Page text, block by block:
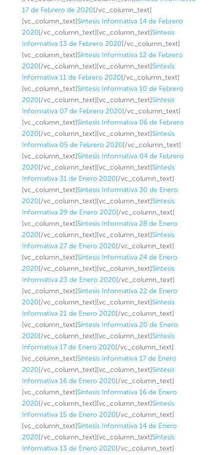
17 de Febrero de 2020[/vc_column_text]
[vc_column_text]Síntesis Informativa 14 de Febrero
2020[/vc_column_text][vc_column_text]Síntesis
Informativa 13 de Febrero 2020[/vc_column_text]
[vc_column_text]Síntesis Informativa 12 de Febrero
2020[/vc_column_text][vc_column_text]Síntesis
Informativa 11 de Febrero 2020[/vc_column_text]
[vc_column_text]Síntesis Informativa 10 de Febrero
2020[/vc_column_text][vc_column_text]Síntesis
Informativa 07 de Febrero 2020[/vc_column_text]
[vc_column_text]Síntesis Informativa 06 de Febrero
2020[/vc_column_text][vc_column_text]Síntesis
Informativa 05 de Febrero 2020[/vc_column_text]
[vc_column_text]Síntesis Informativa 04 de Febrero
2020[/vc_column_text][vc_column_text]Síntesis
Informativa 31 de Enero 2020[/vc_column_text]
[vc_column_text]Síntesis Informativa 30 de Enero
2020[/vc_column_text][vc_column_text]Síntesis
Informativa 29 de Enero 2020[/vc_column_text]
[vc_column_text]Síntesis Informativa 28 de Enero
2020[/vc_column_text][vc_column_text]Síntesis
Informativa 27 de Enero 2020[/vc_column_text]
[vc_column_text]Síntesis Informativa 24 de Enero
2020[/vc_column_text][vc_column_text]Síntesis
Informativa 23 de Enero 2020[/vc_column_text]
[vc_column_text]Síntesis Informativa 22 de Enero
2020[/vc_column_text][vc_column_text]Síntesis
Informativa 21 de Enero 2020[/vc_column_text]
[vc_column_text]Síntesis Informativa 20 de Enero
2020[/vc_column_text][vc_column_text]Síntesis
Informativa 17 de Enero 2020[/vc_column_text]
[vc_column_text]Síntesis Informativa 17 de Enero
2020[/vc_column_text][vc_column_text]Síntesis
Informativa 16 de Enero 2020[/vc_column_text]
[vc_column_text]Síntesis Informativa 16 de Enero
2020[/vc_column_text][vc_column_text]Síntesis
Informativa 15 de Enero 2020[/vc_column_text]
[vc_column_text]Síntesis Informativa 14 de Enero
2020[/vc_column_text][vc_column_text]Síntesis
Informativa 13 de Enero 2020[/vc_column_text]